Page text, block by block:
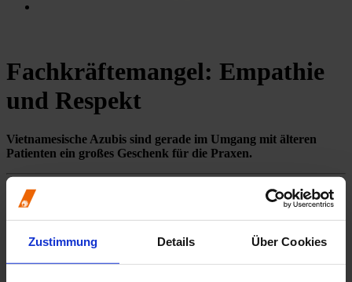
Zustimmung Details Über Cookies
Fachkräftemangel: Empathie
und Respekt
Vietnamesische Azubis sind gerade im Umgang mit älteren
Patienten ein großes Geschenk für die Praxen.
Die Praxis Zahnärzte am Zoo Düsseldorf ist Anfang 2020 in die
Lindemannstraße 96 in Düsseldorf gezogen. Frisch renoviert, voll
digitalisiert und technisch auf neuestem Stand bietet das Team rund
um Zahnarzt Nils Hunselar Zahnmedizin auf höchstem Niveau. Seit
2023 erweitert Dr. med. dent. Thorsten Zickuhr das Team. Mit den
Schwerpunkten in der Parodontologie und der Implantologie